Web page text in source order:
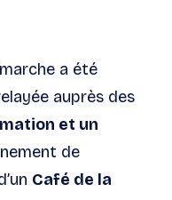
a été
auprès des
et un
de
Café de la